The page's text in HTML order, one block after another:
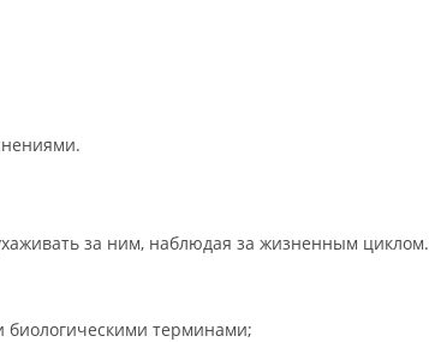
за ним, наблюдая за жизненным циклом.
биологическими терминами;